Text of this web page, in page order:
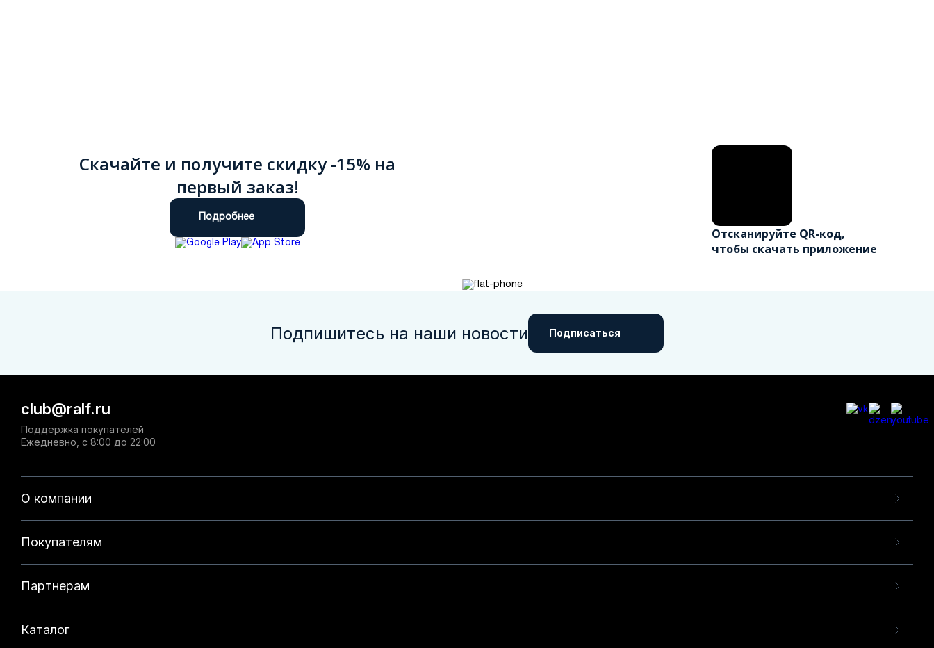
Скачайте и получите скидку -15% на
первый заказ!
Подробнее
Отсканируйте QR-код,
чтобы скачать приложение
Подпишитесь на наши новости Подписаться
О компании
Покупателям
Партнерам
Каталог
club@ralf.ru
Поддержка покупателей
Ежедневно, с 8:00 до 22:00